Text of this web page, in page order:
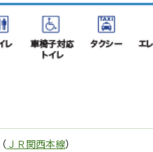
ＪＲ関西本線）